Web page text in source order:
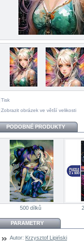
Tisk
Zobrazit obrázek ve větší velikosti
PODOBNÉ PRODUKTY
500 dílků
PARAMETRY
Autor: Krzysztof Lipiński